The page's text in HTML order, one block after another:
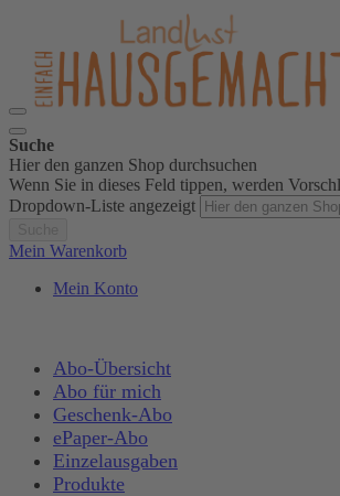
Suche
Hier den ganzen Shop durchsuchen
Wenn Sie in dieses Feld tippen, werden
Dropdown-Liste angezeigt
Mein Warenkorb
Mein Konto
Abo-Übersicht
Abo für mich
Geschenk-Abo
ePaper-Abo
Einzelausgaben
Produkte